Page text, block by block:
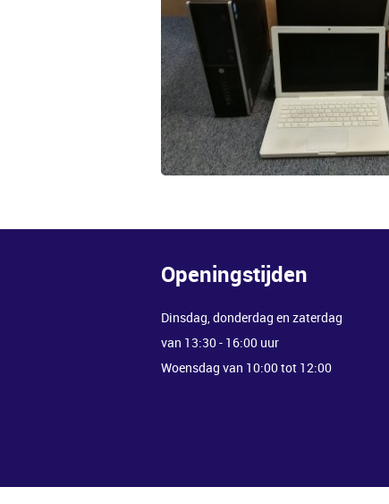
Openingstijden
Dinsdag, donderdag en zaterdag
van 13:30 - 16:00 uur
Woensdag van 10:00 tot 12:00